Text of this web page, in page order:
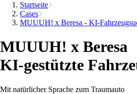
Startseite
Cases
MUUUH! x Beresa - KI-
MUUUH! x Beresa
KI-gestützte
Mit natürlicher Sprache zum Traumauto